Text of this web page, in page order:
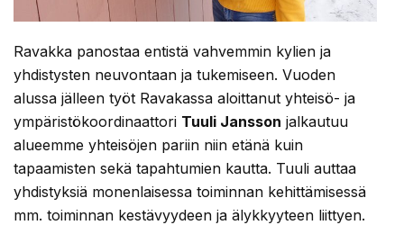
Ravakka panostaa entistä vahvemmin kylien ja
yhdistysten neuvontaan ja tukemiseen. Vuoden
alussa jälleen työt Ravakassa aloittanut yhteisö- ja
ympäristökoordinaattori Tuuli Jansson jalkautuu
alueemme yhteisöjen pariin niin etänä kuin
tapaamisten sekä tapahtumien kautta. Tuuli auttaa
yhdistyksiä monenlaisessa toiminnan kehittämisessä
mm. toiminnan kestävyydeen ja älykkyyteen liittyen.